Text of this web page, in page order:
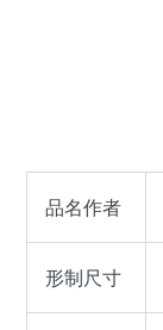
品名作者
形制尺寸